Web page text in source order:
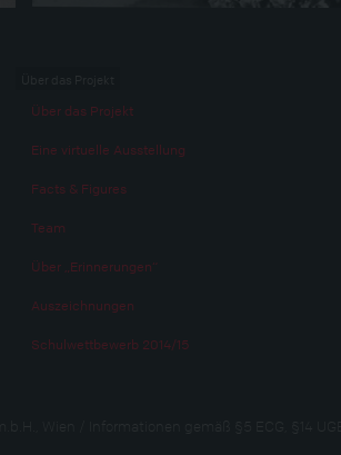
Über das Projekt
Eine virtuelle Ausstellung
Facts & Figures
Team
Über „Erinnerungen“
Auszeichnungen
Schulwettbewerb 2014/15